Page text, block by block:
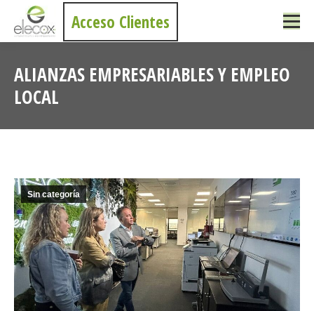
Acceso Clientes
ALIANZAS EMPRESARIABLES Y EMPLEO
LOCAL
Sin categoría